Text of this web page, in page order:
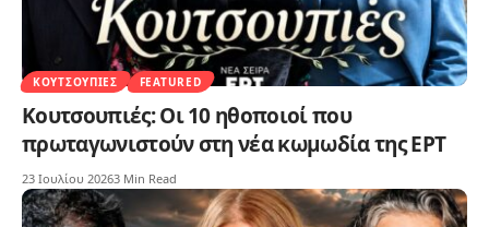
ΚΟΥΤΣΟΥΠΙΈΣ FEATURED
Κουτσουπιές: Οι 10 ηθοποιοί που
πρωταγωνιστούν στη νέα κωμωδία της ΕΡΤ
23 Ιουλίου 20263 Min Read